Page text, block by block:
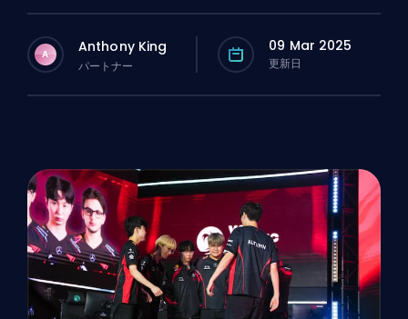
A Anthony King
パートナー
09 Mar 2025
更新日